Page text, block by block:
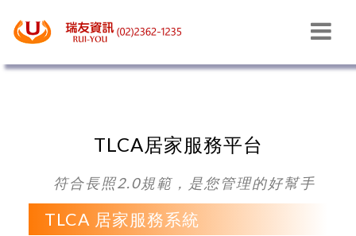
居家服務系統
TLCA居家服務平台
符合長照2.0規範，是您管理的好幫手
TLCA 居家服務系統